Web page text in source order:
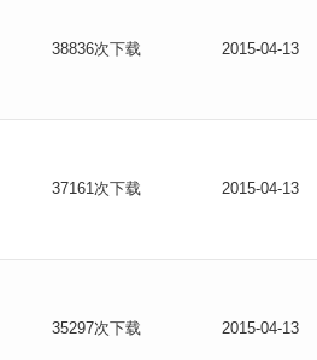
38836次下载 2015-04-13
37161次下载 2015-04-13
35297次下载 2015-04-13